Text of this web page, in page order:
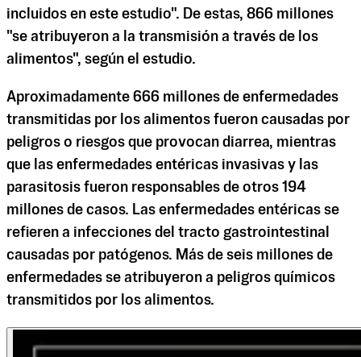
incluidos en este estudio". De estas, 866 millones
"se atribuyeron a la transmisión a través de los
alimentos", según el estudio.
Aproximadamente 666 millones de enfermedades
transmitidas por los alimentos fueron causadas por
peligros o riesgos que provocan diarrea, mientras
que las enfermedades entéricas invasivas y las
parasitosis fueron responsables de otros 194
millones de casos. Las enfermedades entéricas se
refieren a infecciones del tracto gastrointestinal
causadas por patógenos. Más de seis millones de
enfermedades se atribuyeron a peligros químicos
transmitidos por los alimentos.